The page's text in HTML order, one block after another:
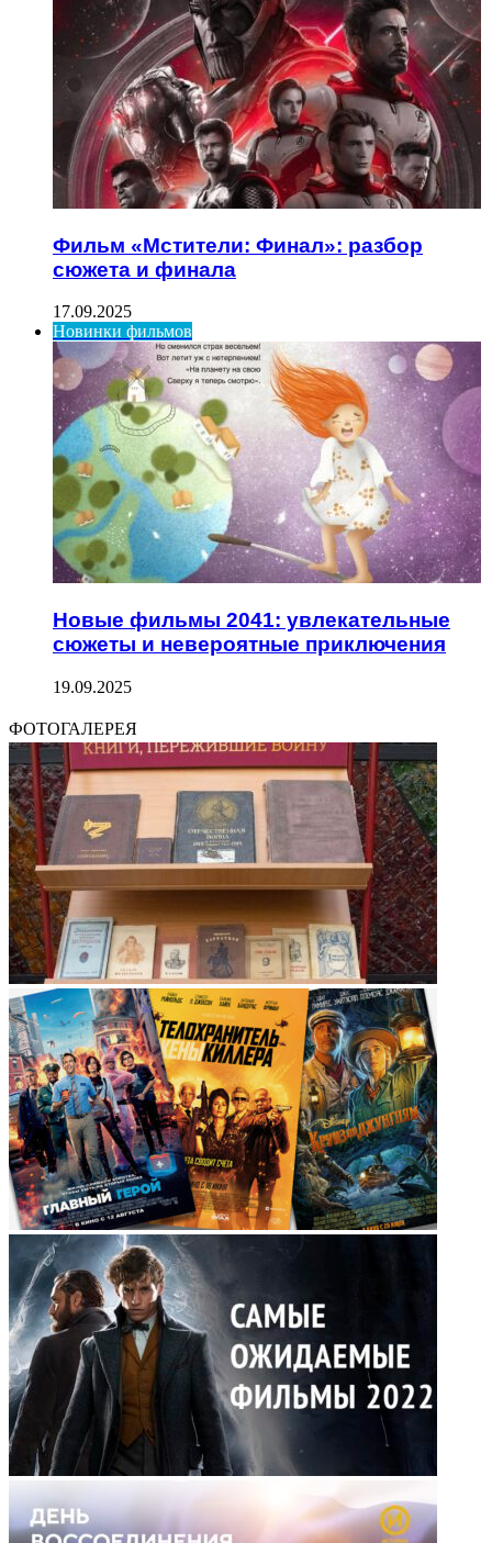
Фильм «Мстители: Финал»: разбор
сюжета и финала
17.09.2025
Новинки фильмов
Новые фильмы 2041: увлекательные
сюжеты и невероятные приключения
19.09.2025
ФОТОГАЛЕРЕЯ